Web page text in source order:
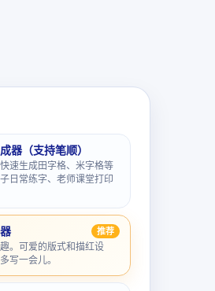
器（支持笔顺）
速生成田字格、米字格等
日常练字、老师课堂打印
推荐
。可爱的版式和描红设
写一会儿。